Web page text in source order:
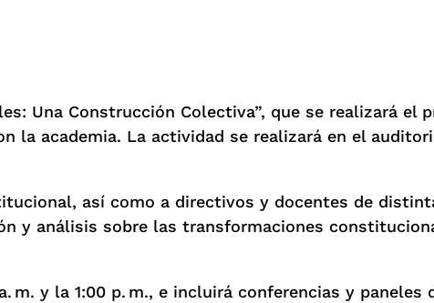
Una Construcción Colectiva”, que se realizará el
la academia. La actividad se realizará en el
así como a directivos y docentes de
y análisis sobre las transformaciones
m. y la 1:00 p. m., e incluirá conferencias y paneles